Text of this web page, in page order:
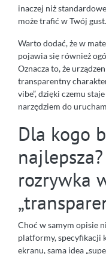
inaczej niż
może trafić w Twój gust.
Warto dodać, że w
pojawia się również
Oznacza to, że
transparentny
vibe”, dzięki czemu
narzędziem do
Dla kogo
rozrywka
Choć w samym opisie
platformy, specyfikacji
ekranu, sama idea